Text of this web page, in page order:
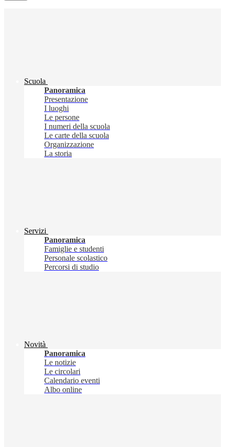
Scuola
Panoramica
Presentazione
I luoghi
Le persone
I numeri della scuola
Le carte della scuola
Organizzazione
La storia
Servizi
Panoramica
Famiglie e studenti
Personale scolastico
Percorsi di studio
Novità
Panoramica
Le notizie
Le circolari
Calendario eventi
Albo online